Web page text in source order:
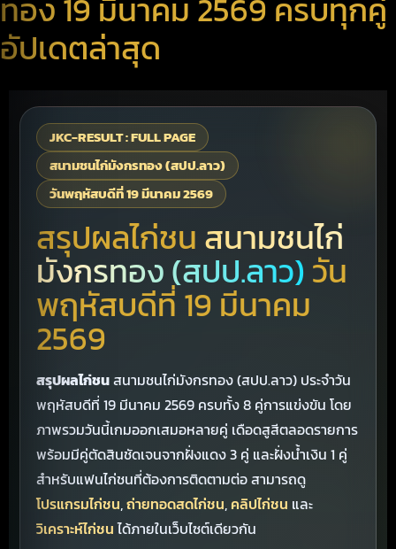
ทอง 19 มีนาคม 2569 ครบทุกคู่
อัปเดตล่าสุด
JKC-RESULT : FULL PAGE
สนามชนไก่มังกรทอง (สปป.ลาว)
วันพฤหัสบดีที่ 19 มีนาคม 2569
สรุปผลไก่ชน สนามชนไก่
มังกรทอง (สปป.ลาว) วัน
พฤหัสบดีที่ 19 มีนาคม
2569
สรุปผลไก่ชนสนามชนไก่มังกรทอง (สปป.ลาว) ประจำวัน
พฤหัสบดีที่ 19 มีนาคม 2569 ครบทั้ง 8 คู่การแข่งขัน โดย
ภาพรวมวันนี้เกมออกเสมอหลายคู่ เดือดสูสีตลอดรายการ
พร้อมมีคู่ตัดสินชัดเจนจากฝั่งแดง 3 คู่ และฝั่งน้ำเงิน 1 คู่
สำหรับแฟนไก่ชนที่ต้องการติดตามต่อ สามารถดู
โปรแกรมไก่ชน,ถ่ายทอดสดไก่ชน, คลิปไก่ชน และ
วิเคราะห์ไก่ชนได้ภายในเว็บไซต์เดียวกัน